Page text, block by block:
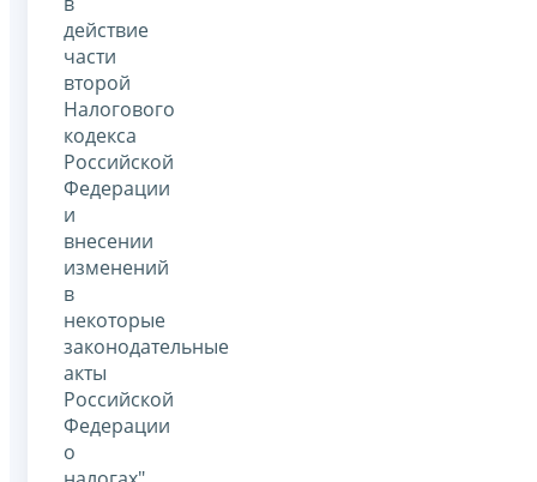
действие
части
второй
Налогового
кодекса
Российской
Федерации
и
внесении
изменений
в
некоторые
законодательные
акты
Российской
Федерации
о